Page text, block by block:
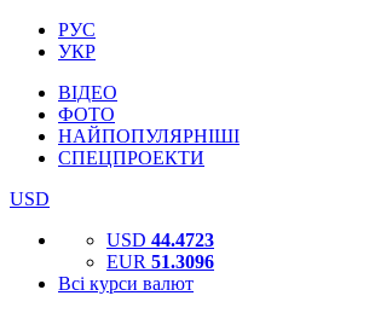
РУС
УКР
ВІДЕО
ФОТО
НАЙПОПУЛЯРНІШІ
СПЕЦПРОЕКТИ
USD
USD 44.4723
EUR 51.3096
Всі курси валют